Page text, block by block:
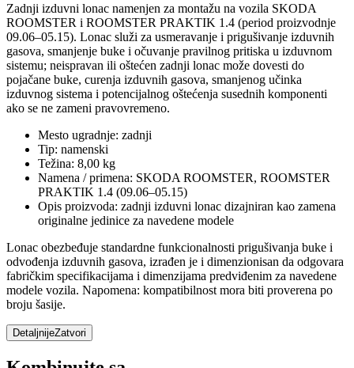
Zadnji izduvni lonac namenjen za montažu na vozila SKODA
ROOMSTER i ROOMSTER PRAKTIK 1.4 (period proizvodnje
09.06–05.15). Lonac služi za usmeravanje i prigušivanje izduvnih
gasova, smanjenje buke i očuvanje pravilnog pritiska u izduvnom
sistemu; neispravan ili oštećen zadnji lonac može dovesti do
pojačane buke, curenja izduvnih gasova, smanjenog učinka
izduvnog sistema i potencijalnog oštećenja susednih komponenti
ako se ne zameni pravovremeno.
Mesto ugradnje: zadnji
Tip: namenski
Težina: 8,00 kg
Namena / primena: SKODA ROOMSTER, ROOMSTER
PRAKTIK 1.4 (09.06–05.15)
Opis proizvoda: zadnji izduvni lonac dizajniran kao zamena
originalne jedinice za navedene modele
Lonac obezbeđuje standardne funkcionalnosti prigušivanja buke i
odvođenja izduvnih gasova, izrađen je i dimenzionisan da odgovara
fabričkim specifikacijama i dimenzijama predviđenim za navedene
modele vozila. Napomena: kompatibilnost mora biti proverena po
broju šasije.
DetaljnijeZatvori